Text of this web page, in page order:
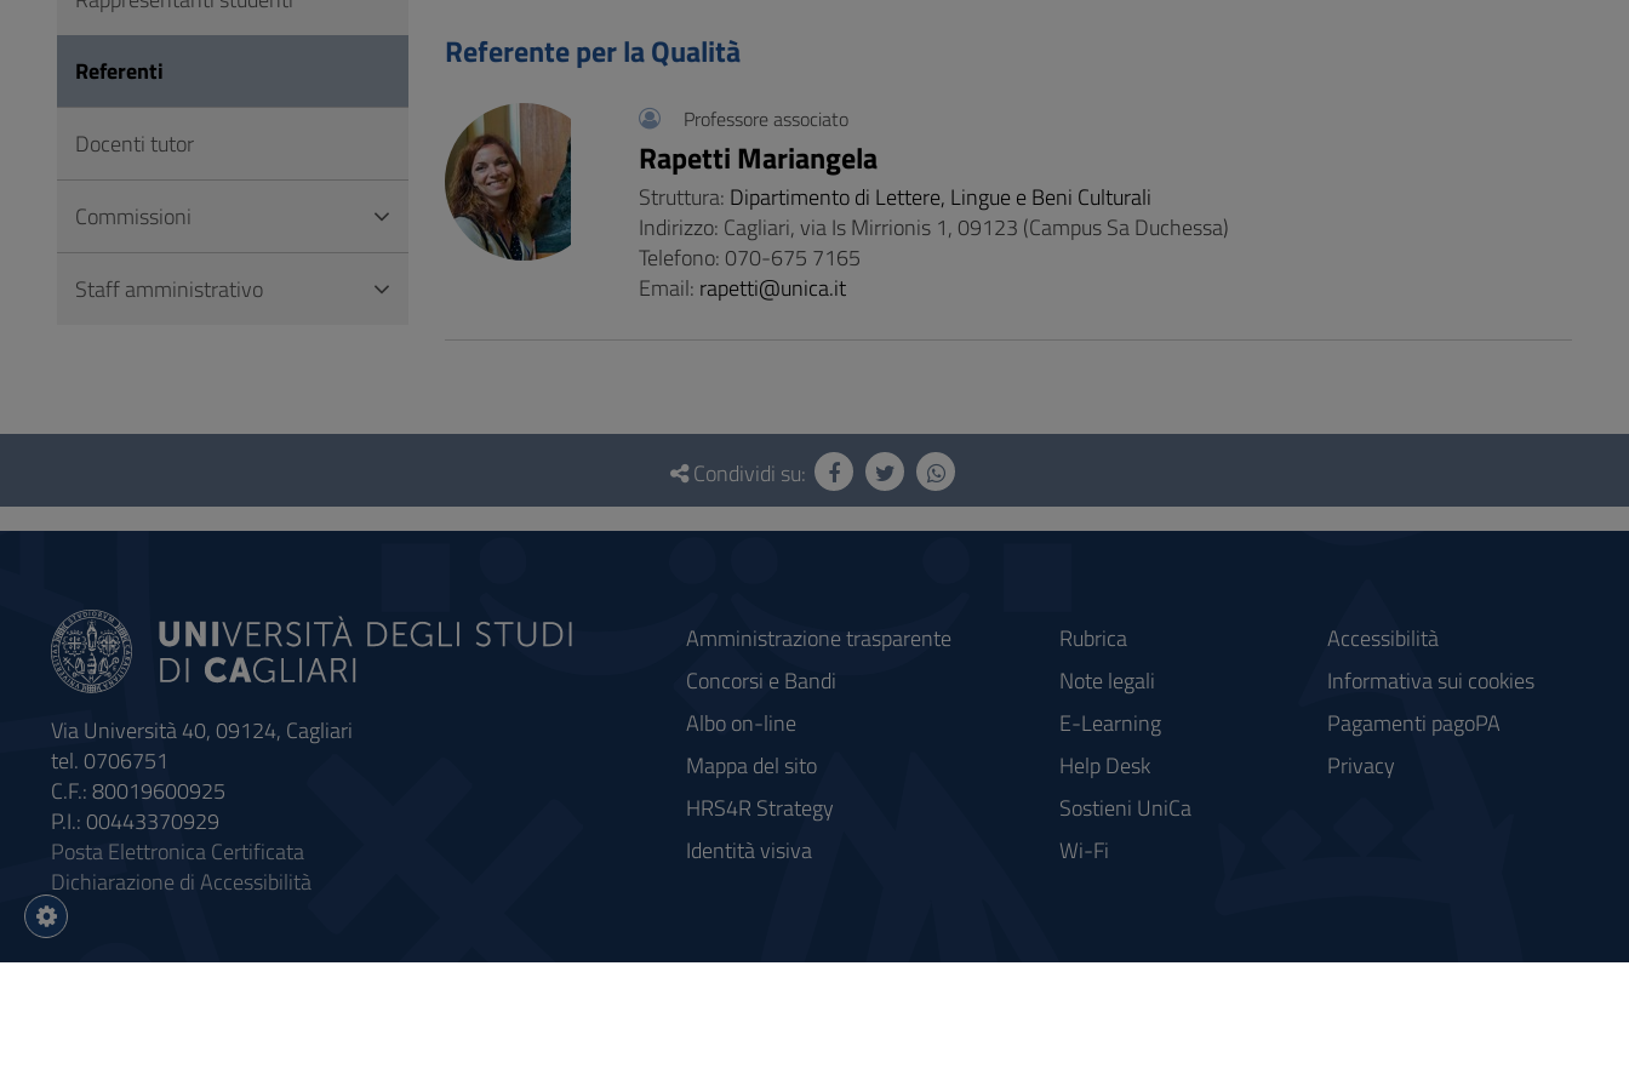
Footer
Referente per la Qualità
Professore associato
Rapetti Mariangela
Struttura: Dipartimento di Lettere, Lingue e Beni Culturali
Indirizzo: Cagliari, via Is Mirrionis 1, 09123 (Campus Sa Duchessa)
Telefono: 070-675 7165
Email: rapetti@unica.it
Referenti
Docenti tutor
Commissioni
Staff amministrativo
Questionario
social
Condividi su:
Via Università 40, 09124, Cagliari
tel. 0706751
C.F.: 80019600925
P.I.: 00443370929
Posta Elettronica Certificata
Dichiarazione di Accessibilità
Amministrazione trasparente
Concorsi e Bandi
Albo on-line
Mappa del sito
HRS4R Strategy
Identità visiva
Rubrica
Note legali
E-Learning
Help Desk
Sostieni UniCa
Wi-Fi
Accessibilità
Informativa sui cookies
Pagamenti pagoPA
Privacy
Impostazioni
cookie